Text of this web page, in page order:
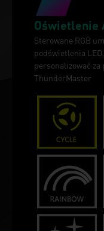
Oświetlenie
Sterowane RGB
podświetlenia
personalizować
ThunderMaster